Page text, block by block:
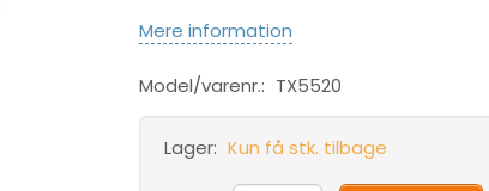
Mere information
Model/varenr.: TX5520
Lager: Kun få stk. tilbage